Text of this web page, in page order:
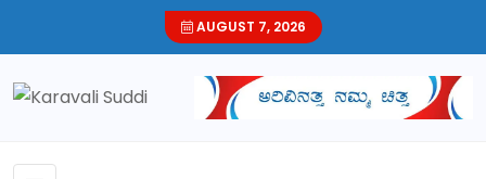
AUGUST 7, 2026